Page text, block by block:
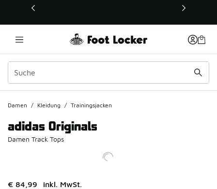
Dieser Link öffnet sich in einem neuen Fenster
Damen / Kleidung / Trainingsjacken
adidas Originals
Damen Track Tops
€ 84,99 inkl. MwSt.